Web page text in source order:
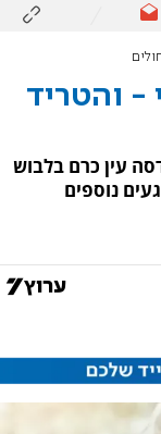
- והטריד
הדסה עין כרם בלבוש
נוספים